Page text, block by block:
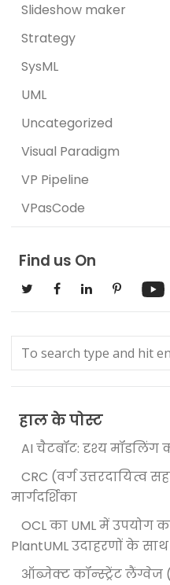
Slideshow maker
Strategy
SysML
UML
Uncategorized
Visual Paradigm
VP Pipeline
VPasCode
Find us On
हाल के पोस्ट
AI चैटबॉट: दृश्य मॉडलिंग
CRC (वर्ग उत्तरदायित्व
मार्गदर्शिका
OCL का UML में उपयोग
PlantUML उदाहरणों के साथ
ऑब्जेक्ट कॉन्स्ट्रेंट लैंग्वेज